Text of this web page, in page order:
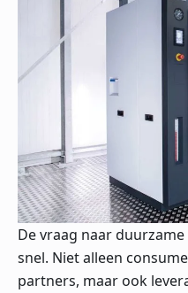
De vraag naar
snel. Niet alleen
partners, maar ook